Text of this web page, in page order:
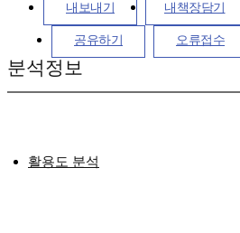
내보내기 내책장담기
공유하기 오류접수
분석정보
활용도 분석